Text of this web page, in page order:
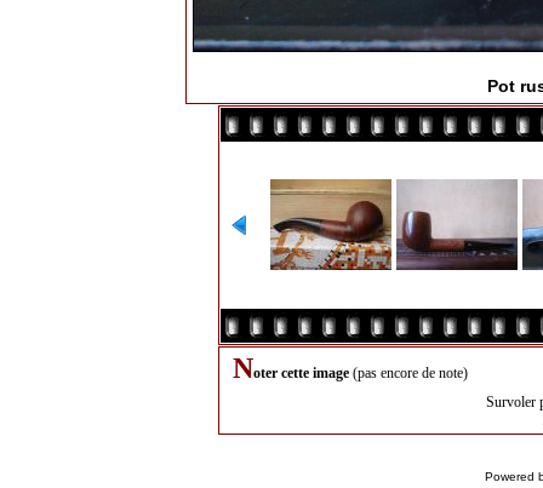
Pot
Noter cette image (pas encore de note)
Survoler
Powered